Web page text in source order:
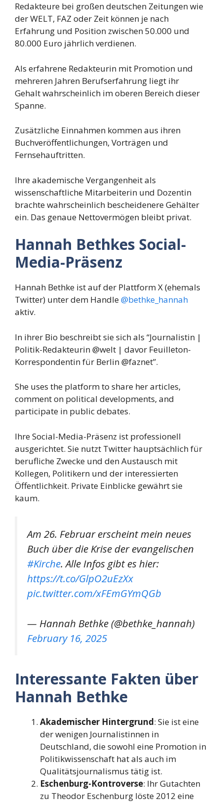
Redakteure bei großen deutschen Zeitungen wie
der WELT, FAZ oder Zeit können je nach
Erfahrung und Position zwischen 50.000 und
80.000 Euro jährlich verdienen.
Als erfahrene Redakteurin mit Promotion und
mehreren Jahren Berufserfahrung liegt ihr
Gehalt wahrscheinlich im oberen Bereich dieser
Spanne.
Zusätzliche Einnahmen kommen aus ihren
Buchveröffentlichungen, Vorträgen und
Fernsehauftritten.
Ihre akademische Vergangenheit als
wissenschaftliche Mitarbeiterin und Dozentin
brachte wahrscheinlich bescheidenere Gehälter
ein. Das genaue Nettovermögen bleibt privat.
Hannah Bethkes Social-
Media-Präsenz
Hannah Bethke ist auf der Plattform X (ehemals
Twitter) unter dem Handle@bethke_hannah
aktiv.
In ihrer Bio beschreibt sie sich als “Journalistin |
Politik-Redakteurin @welt | davor Feuilleton-
Korrespondentin für Berlin @faznet”.
She uses the platform to share her articles,
comment on political developments, and
participate in public debates.
Ihre Social-Media-Präsenz ist professionell
ausgerichtet. Sie nutzt Twitter hauptsächlich für
berufliche Zwecke und den Austausch mit
Kollegen, Politikern und der interessierten
Öffentlichkeit. Private Einblicke gewährt sie
kaum.
Am 26. Februar erscheint mein neues
Buch über die Krise der evangelischen
#Kirche. Alle Infos gibt es hier:
https://t.co/GlpO2uEzXx
pic.twitter.com/xFEmGYmQGb
— Hannah Bethke (@bethke_hannah)
February 16, 2025
Interessante Fakten über
Hannah Bethke
Akademischer Hintergrund: Sie ist eine
der wenigen Journalistinnen in
Deutschland, die sowohl eine Promotion in
Politikwissenschaft hat als auch im
Qualitätsjournalismus tätig ist.
Eschenburg-Kontroverse: Ihr Gutachten
zu Theodor Eschenburg löste 2012 eine